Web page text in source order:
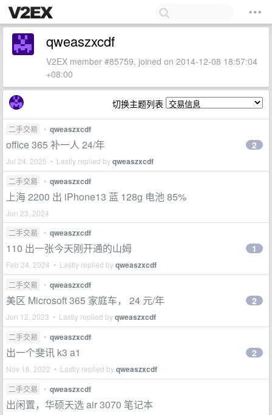
qweaszxcdf
V2EX member #85759, joined on 2014-12-08 18:57:04
+08:00
切换主题列表
二手交易 • qweaszxcdf
office 365 补一人 24/年
Jul 24, 2025 • Lastly replied byqweaszxcdf
2
二手交易 • qweaszxcdf
上海 2200 出 iPhone13 蓝 128g 电池 85%
Jun 23, 2024
二手交易
• qweaszxcdf
110 出一张今天刚开通的山姆
Feb 24, 2024 • Lastly replied byqweaszxcdf
1
二手交易 • qweaszxcdf
美区 Microsoft 365 家庭车， 24 元/年
Jun 12, 2023 • Lastly replied byqweaszxcdf
2
二手交易 • qweaszxcdf
出一个斐讯 k3 a1
Nov 16, 2022 • Lastly replied byqweaszxcdf
2
二手交易 • qweaszxcdf
出闲置，华硕天选 air 3070 笔记本